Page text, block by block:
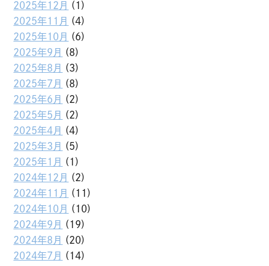
2025年12月
(1)
2025年11月
(4)
2025年10月
(6)
2025年9月
(8)
2025年8月
(3)
2025年7月
(8)
2025年6月
(2)
2025年5月
(2)
2025年4月
(4)
2025年3月
(5)
2025年1月
(1)
2024年12月
(2)
2024年11月
(11)
2024年10月
(10)
2024年9月
(19)
2024年8月
(20)
2024年7月
(14)